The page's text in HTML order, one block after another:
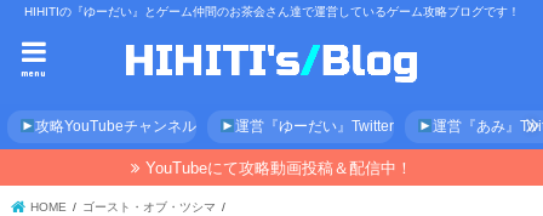
HIHITIの『ゆーだい』とゲーム仲間のお茶会さん達で運営しているゲーム攻略ブログです！
menu
攻略YouTubeチャンネル 運営『ゆーだい』Twitter 運営『あみ』
YouTubeにて攻略動画投稿＆配信中！
HOME
ゴースト・オブ・ツシマ